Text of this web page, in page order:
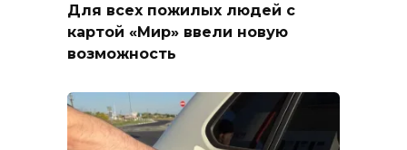
Для всех пожилых людей с
картой «Мир» ввели новую
возможность